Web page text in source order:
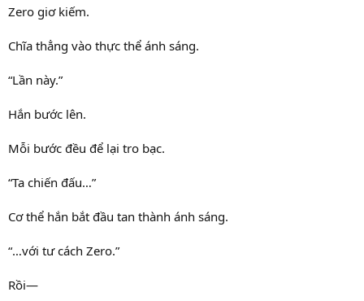
Zero giơ kiếm.
Chĩa thẳng vào thực thể ánh sáng.
“Lần này.”
Hắn bước lên.
Mỗi bước đều để lại tro bạc.
“Ta chiến đấu…”
Cơ thể hắn bắt đầu tan thành ánh sáng.
“…với tư cách Zero.”
Rồi—